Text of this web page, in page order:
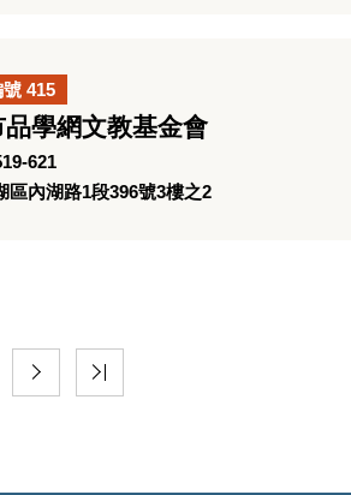
415
學網文教基金會
621
區內湖路1段396號3樓之2